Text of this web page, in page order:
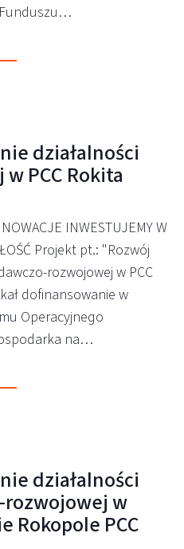
działalności
PCC Rokita
INWESTUJEMY W
Projekt pt.: "Rozwój
rozwojowej w PCC
dofinansowanie w
Operacyjnego
na…
działalności
rozwojowej w
Rokopole PCC